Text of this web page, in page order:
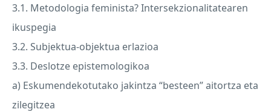
3.1. Metodologia feminista? Intersekzionalitatearen
ikuspegia
3.2. Subjektua-objektua erlazioa
3.3. Deslotze epistemologikoa
a) Eskumendekotutako jakintza “besteen” aitortza eta
zilegitzea